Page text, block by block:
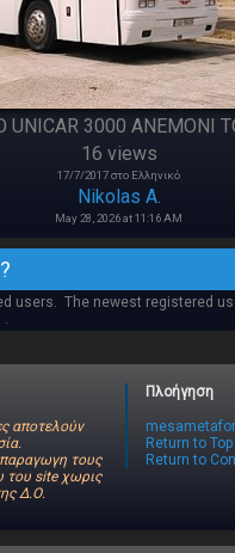
UNICAR 3000 ANEMONI
16 views
17/7/2017 στο Ελληνικό
Nikolas A.
May 28, 2026 at 11:16 AM
users. The newest registered
.
αποτελούν
τους
του site χωρις
Δ.Ο.
Πλοήγηση
Return to Top
Return to